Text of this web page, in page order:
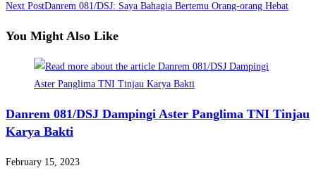
articles
Next PostDanrem 081/DSJ: Saya Bahagia Bertemu Orang-orang Hebat
You Might Also Like
Danrem 081/DSJ Dampingi Aster Panglima TNI Tinjau
Karya Bakti
February 15, 2023